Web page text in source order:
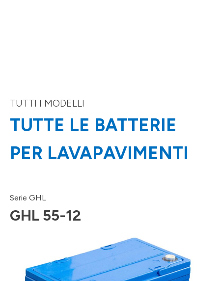
TUTTI I MODELLI
TUTTE LE BATTERIE
PER LAVAPAVIMENTI
Serie GHL
GHL 55-12